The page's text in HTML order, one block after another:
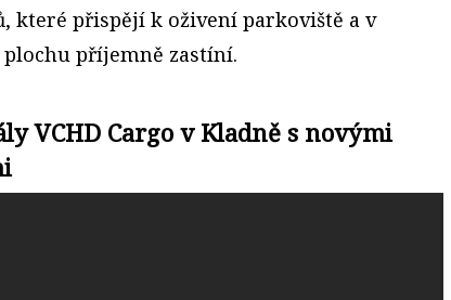
které přispějí k oživení parkoviště a v
příjemně zastíní.
VCHD Cargo v Kladně s novými